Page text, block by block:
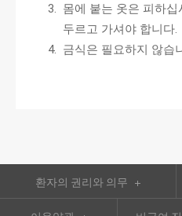
몸에 붙는 옷은 피하
두르고 가셔야 합니다.
금식은 필요하지 않습
환자의 권리와 의무